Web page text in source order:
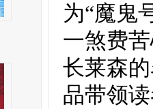
为“魔鬼
一煞费
长莱森
品带领